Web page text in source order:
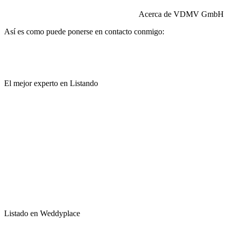
Acerca de VDMV GmbH
Así es como puede ponerse en contacto conmigo:
El mejor experto en Listando
Listado en Weddyplace